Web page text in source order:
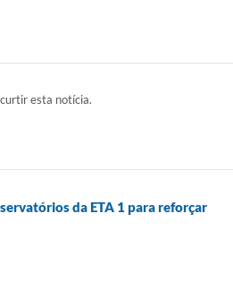
esta notícia.
da ETA 1 para reforçar